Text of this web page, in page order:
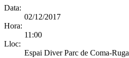
Data:
02/12/2017
Hora:
11:00
Lloc:
Espai Diver Parc de Coma-Ruga